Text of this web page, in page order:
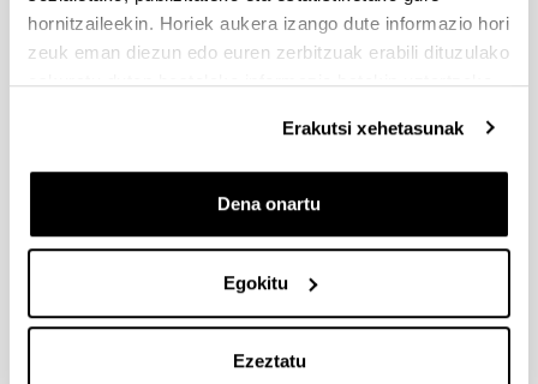
hornitzaileekin. Horiek aukera izango dute informazio hori
zeuk eman diezun edo euren zerbitzuak erabili dituzulako
eskuratu duten bestelako informazio batekin uztartzeko.
Erakutsi xehetasunak
Dena onartu
Egokitu
Ezeztatu
(Beste leiho bat zabalduko du)
Soziolinguistika Klusterra